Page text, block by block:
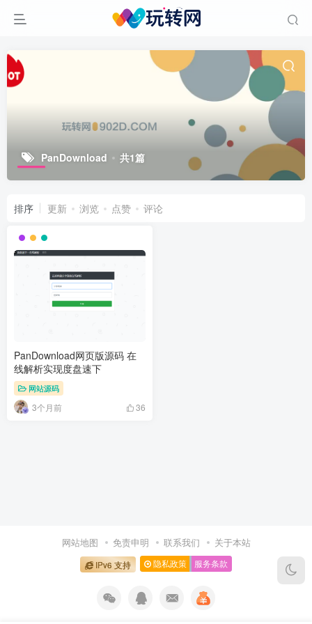
PanDownload 共1篇
排序 更新 浏览 点赞 评论
PanDownload网页版源码 在
线解析实现度盘速下
网站源码
3个月前 36
网站地图 免责申明 联系我们 关于本站
IPv6 支持 隐私政策 服务条款